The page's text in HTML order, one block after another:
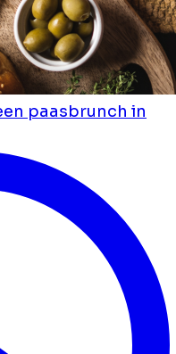
paasbrunch in